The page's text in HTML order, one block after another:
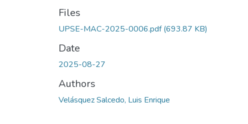
Files
UPSE-MAC-2025-0006.pdf(693.87 KB)
Date
2025-08-27
Authors
Velásquez Salcedo, Luis Enrique